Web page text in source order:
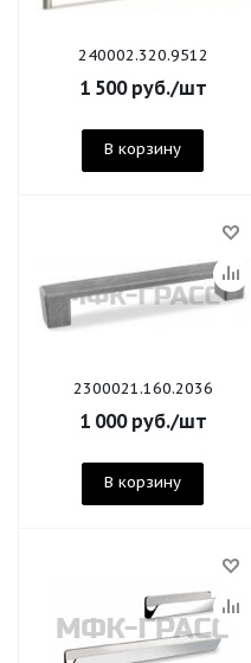
240002.320.9512
1 500руб./шт
В корзину
2300021.160.2036
1 000руб./шт
В корзину